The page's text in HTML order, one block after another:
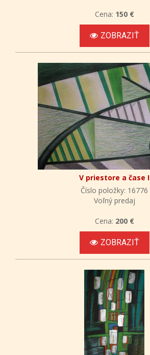
Cena: 150 €
ZOBRAZIŤ
V priestore a čase I
Číslo položky: 16776
Voľný predaj
Cena: 200 €
ZOBRAZIŤ